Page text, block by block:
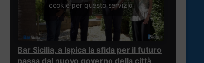
cookie per questo servizio
Bar Sicilia, a Ispica la sfida per il futuro
passa dal nuovo governo della città